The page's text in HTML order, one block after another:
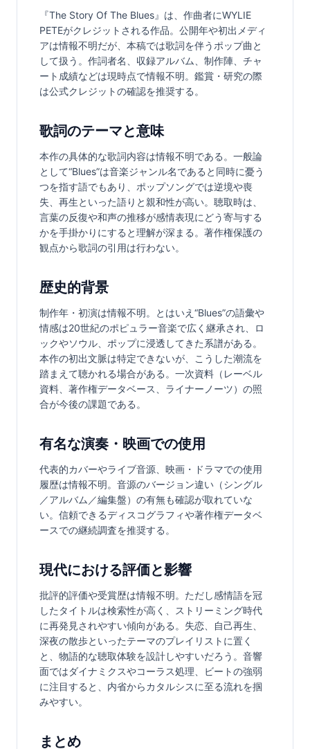
『The Story Of The Blues』は、作曲者にWYLIE
PETEがクレジットされる作品。公開年や初出メディ
アは情報不明だが、本稿では歌詞を伴うポップ曲と
して扱う。作詞者名、収録アルバム、制作陣、チャ
ート成績などは現時点で情報不明。鑑賞・研究の際
は公式クレジットの確認を推奨する。
歌詞のテーマと意味
本作の具体的な歌詞内容は情報不明である。一般論
として“Blues”は音楽ジャンル名であると同時に憂う
つを指す語でもあり、ポップソングでは逆境や喪
失、再生といった語りと親和性が高い。聴取時は、
言葉の反復や和声の推移が感情表現にどう寄与する
かを手掛かりにすると理解が深まる。著作権保護の
観点から歌詞の引用は行わない。
歴史的背景
制作年・初演は情報不明。とはいえ“Blues”の語彙や
情感は20世紀のポピュラー音楽で広く継承され、ロ
ックやソウル、ポップに浸透してきた系譜がある。
本作の初出文脈は特定できないが、こうした潮流を
踏まえて聴かれる場合がある。一次資料（レーベル
資料、著作権データベース、ライナーノーツ）の照
合が今後の課題である。
有名な演奏・映画での使用
代表的カバーやライブ音源、映画・ドラマでの使用
履歴は情報不明。音源のバージョン違い（シングル
／アルバム／編集盤）の有無も確認が取れていな
い。信頼できるディスコグラフィや著作権データベ
ースでの継続調査を推奨する。
現代における評価と影響
批評的評価や受賞歴は情報不明。ただし感情語を冠
したタイトルは検索性が高く、ストリーミング時代
に再発見されやすい傾向がある。失恋、自己再生、
深夜の散歩といったテーマのプレイリストに置く
と、物語的な聴取体験を設計しやすいだろう。音響
面ではダイナミクスやコーラス処理、ビートの強弱
に注目すると、内省からカタルシスに至る流れを掴
みやすい。
まとめ